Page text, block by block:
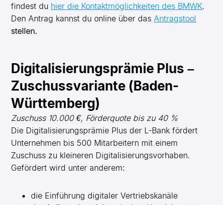
findest du hier die Kontaktmöglichkeiten des BMWK.
Den Antrag kannst du online über das Antragstool
stellen.
Digitalisierungsprämie Plus –
Zuschussvariante (Baden-
Württemberg)
Zuschuss 10.000 €, Förderquote bis zu 40 %
Die Digitalisierungsprämie Plus der L-Bank fördert
Unternehmen bis 500 Mitarbeitern mit einem
Zuschuss zu kleineren Digitalisierungsvorhaben.
Gefördert wird unter anderem:
die Einführung digitaler Vertriebskanäle